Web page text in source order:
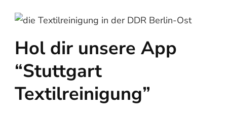
Hol dir unsere App
“Stuttgart
Textilreinigung”